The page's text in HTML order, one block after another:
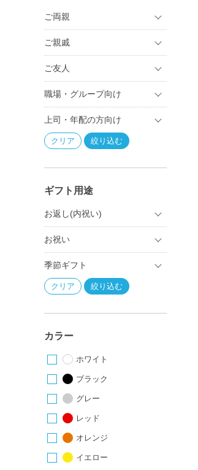
ご両親
ご親戚
ご友人
職場・グループ向け
上司・年配の方向け
ギフト用途
お返し(内祝い)
お祝い
季節ギフト
カラー
ホワイト
ブラック
グレー
レッド
オレンジ
イエロー